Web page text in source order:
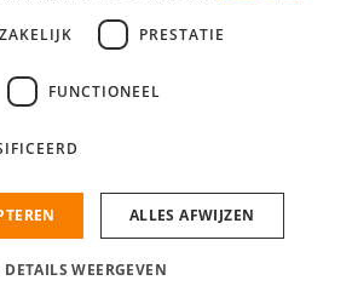
zo gevonden!
PRESTATIE
FUNCTIONEEL
ALLES AFWIJZEN
DETAILS WEERGEVEN